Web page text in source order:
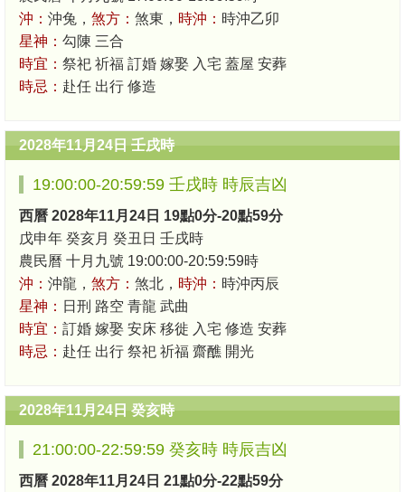
沖： 沖兔， 煞方： 煞東， 時沖： 時沖乙卯
星神： 勾陳 三合
時宜： 祭祀 祈福 訂婚 嫁娶 入宅 蓋屋 安葬
時忌： 赴任 出行 修造
2028年11月24日 壬戌時
19:00:00-20:59:59 壬戌時 時辰吉凶
西曆 2028年11月24日 19點0分-20點59分
戊申年 癸亥月 癸丑日 壬戌時
農民曆 十月九號 19:00:00-20:59:59時
沖： 沖龍， 煞方： 煞北， 時沖： 時沖丙辰
星神： 日刑 路空 青龍 武曲
時宜： 訂婚 嫁娶 安床 移徙 入宅 修造 安葬
時忌： 赴任 出行 祭祀 祈福 齋醮 開光
2028年11月24日 癸亥時
21:00:00-22:59:59 癸亥時 時辰吉凶
西曆 2028年11月24日 21點0分-22點59分